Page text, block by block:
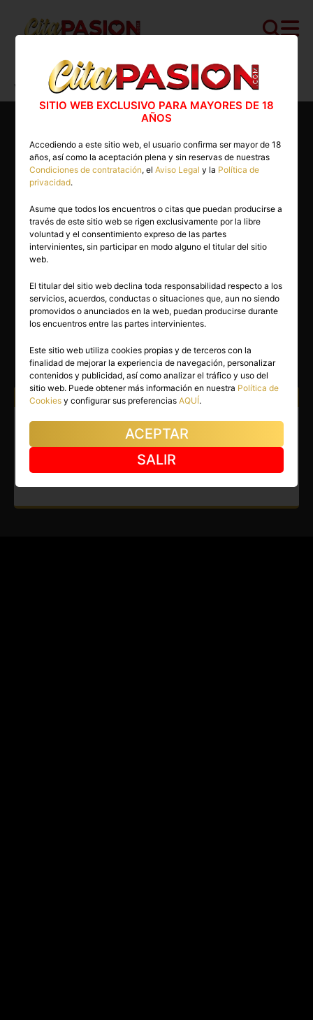
Cita PASION.COM>Travestis> Valencia >
Valencia capital>Valery
26 años
VALERY
Valencia capital(Valencia)
(7)
Atiendo a: Hombres Parejas
Travesti en Valencia capital.
Pelirroja deslumbrante y muy
femenina.
SITIO WEB EXCLUSIVO PARA MAYORES DE 18
AÑOS
Accediendo a este sitio web, el usuario confirma ser mayor de 18
años, así como la aceptación plena y sin reservas de nuestras
Condiciones de contratación, elAviso Legal y la Política de
privacidad.
Asume que todos los encuentros o citas que puedan producirse a
través de este sitio web se rigen exclusivamente por la libre
voluntad y el consentimiento expreso de las partes
intervinientes, sin participar en modo alguno el titular del sitio
web.
El titular del sitio web declina toda responsabilidad respecto a los
servicios, acuerdos, conductas o situaciones que, aun no siendo
promovidos o anunciados en la web, puedan producirse durante
los encuentros entre las partes intervinientes.
Este sitio web utiliza cookies propias y de terceros con la
finalidad de mejorar la experiencia de navegación, personalizar
contenidos y publicidad, así como analizar el tráfico y uso del
sitio web. Puede obtener más información en nuestra Política de
Cookies y configurar sus preferenciasAQUÍ.
ACEPTAR
SALIR